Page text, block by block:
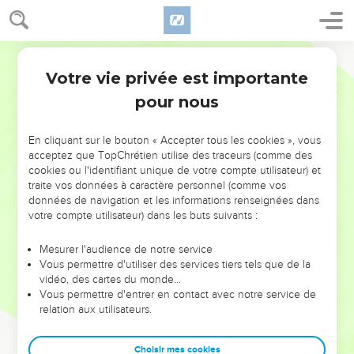
NE MANQUEZ PAS L’ÉVÉNEMENT
DE L’ANNÉE !
ET SI LEURS ERREURS POUVAIENT VOUS ÉVITER LES
VOTRES ?
leur foi ou leur vision. Mais on voit moins les doutes, les erreurs
et les saisons difficiles qu'ils ont traversés, alors même que ce
sont elles qui les ont façonnés.
Dans cette conférence, leaders, entrepreneurs, et responsables
clés pour avancer avec plus de sagesse afin que leurs erreurs
Votre vie privée est importante
pour nous
En cliquant sur le bouton « Accepter tous les cookies », vous
acceptez que TopChrétien utilise des traceurs (comme des
cookies ou l'identifiant unique de votre compte utilisateur) et
traite vos données à caractère personnel (comme vos
données de navigation et les informations renseignées dans
votre compte utilisateur) dans les buts suivants :
Mesurer l'audience de notre service
Vous permettre d'utiliser des services tiers tels que de la
vidéo, des cartes du monde…
Vous permettre d'entrer en contact avec notre service de
relation aux utilisateurs.
Choisir mes cookies